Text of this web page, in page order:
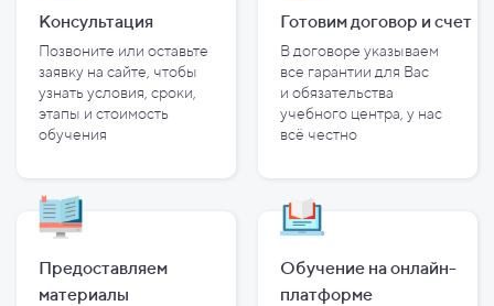
Консультация
Позвоните или оставьте
заявку на сайте, чтобы
узнать условия, сроки,
этапы и стоимость
обучения
Готовим договор и счет
В договоре указываем
все гарантии для Вас
и обязательства
учебного центра, у нас
всё честно
Предоставляем
материалы
Обучение на онлайн-
платформе